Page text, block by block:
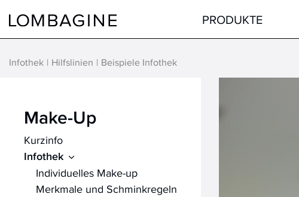
PRODUKTE
Lippen
Haare
alle Produkte
Hilfsmittel
Infothek Hilfslinien Beispiele Infothek
Make-Up
Kurzinfo
Infothek
Individuelles Make-up
Merkmale und Schminkregeln